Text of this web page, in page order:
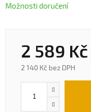
Možnosti doručení
2 589 Kč
2 140 Kč bez DPH